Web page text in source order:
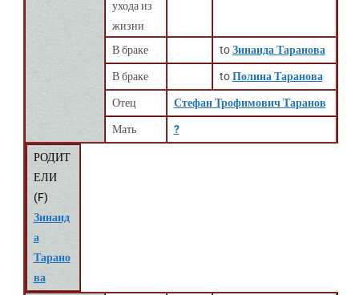
ухода из
жизни
В браке
toЗинаида Таранова
В браке toПолина Таранова
Отец Стефан Трофимович Таранов
Мать ?
РОДИТ
ЕЛИ
(F)
Зинаид
а
Тарано
ва